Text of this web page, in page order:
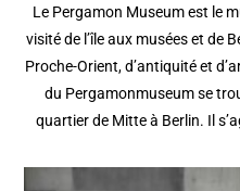
Le Pergamon Museum est le
visité de l’île aux musées et de
Proche-Orient, d’antiquité et
du Pergamonmuseum se
quartier de Mitte à Berlin. Il